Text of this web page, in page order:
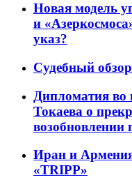
Новая модель
и
указ?
Судебный
Дипломатия во
Токаева о
возобновлении
Иран и
«TRIPP»